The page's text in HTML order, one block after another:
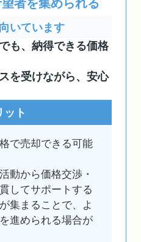
者を集められる
いています
も、納得できる価格
を受けながら、安心
ット
で売却できる可能
動から価格交渉・
してサポートする
集まることで、よ
進められる場合が